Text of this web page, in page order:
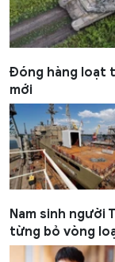
Đóng hàng loạt
mới
Nam sinh người
từng bỏ vòng